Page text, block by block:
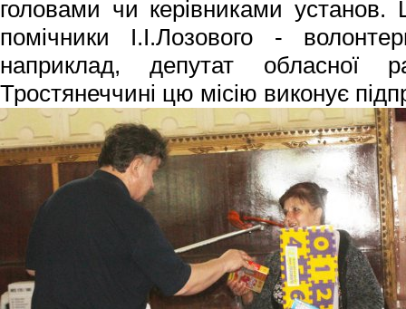
головами чи керівниками установ.
помічники І.І.Лозового -
наприклад, депутат обласної
Тростянеччині цю місію виконує